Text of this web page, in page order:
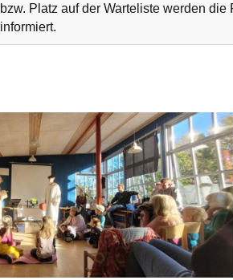
bzw. Platz auf der Warteliste werden die
informiert.